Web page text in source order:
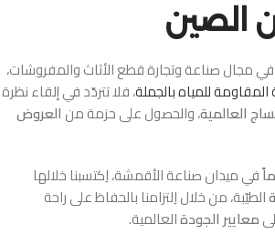
الصين
في مجال صناعة وتجارة قطع الأثاث والمفروشات،
للمياه بالجملة، فلا تتردّد في إلقاء نظرة
العالمية، والحصول على حزمة من العروض
في ميدان صناعة الأقمشة، اِكتسبنا خلالها
الطيّبة، من خلال اِلتزامنا بالحفاظ على راحة
معايير الجودةالعالمية.